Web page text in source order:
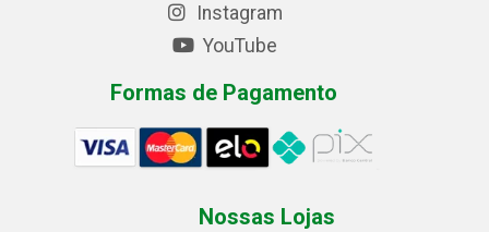
Instagram
YouTube
Formas de Pagamento
Nossas Lojas